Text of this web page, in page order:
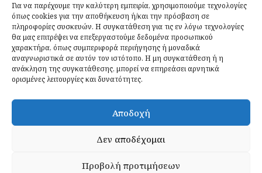
Για να παρέχουμε την καλύτερη εμπειρία, χρησιμοποιούμε τεχνολογίες
όπως cookies για την αποθήκευση ή/και την πρόσβαση σε
πληροφορίες συσκευών. Η συγκατάθεση για τις εν λόγω τεχνολογίες
θα μας επιτρέψει να επεξεργαστούμε δεδομένα προσωπικού
χαρακτήρα, όπως συμπεριφορά περιήγησης ή μοναδικά
αναγνωριστικά σε αυτόν τον ιστότοπο. Η μη συγκατάθεση ή η
ανάκληση της συγκατάθεσης, μπορεί να επηρεάσει αρνητικά
ορισμένες λειτουργίες και δυνατότητες.
Αποδοχή
Δεν αποδέχομαι
Προβολή προτιμήσεων
Ιδανικές Τροφές 2 Απριλίου 2026
Εγγραφείτε
ΕΓΓΡΑΦΉ
Έχω διαβάσει και δέχομαι τηνπολιτική απορρήτου